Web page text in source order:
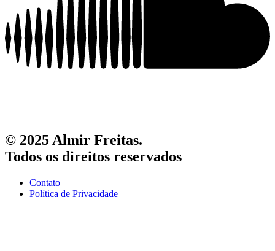
© 2025 Almir Freitas.
Todos os direitos reservados
Contato
Política de Privacidade